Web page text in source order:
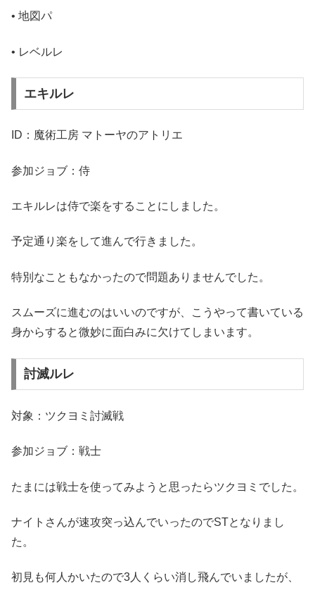
• 地図パ
• レベルレ
エキルレ
ID：魔術工房 マトーヤのアトリエ
参加ジョブ：侍
エキルレは侍で楽をすることにしました。
予定通り楽をして進んで行きました。
特別なこともなかったので問題ありませんでした。
スムーズに進むのはいいのですが、こうやって書いている
身からすると微妙に面白みに欠けてしまいます。
討滅ルレ
対象：ツクヨミ討滅戦
参加ジョブ：戦士
たまには戦士を使ってみようと思ったらツクヨミでした。
ナイトさんが速攻突っ込んでいったのでSTとなりまし
た。
初見も何人かいたので3人くらい消し飛んでいましたが、